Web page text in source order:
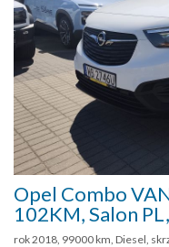
Opel Combo
102KM, Salon
rok 2018, 99000 km, Diesel,